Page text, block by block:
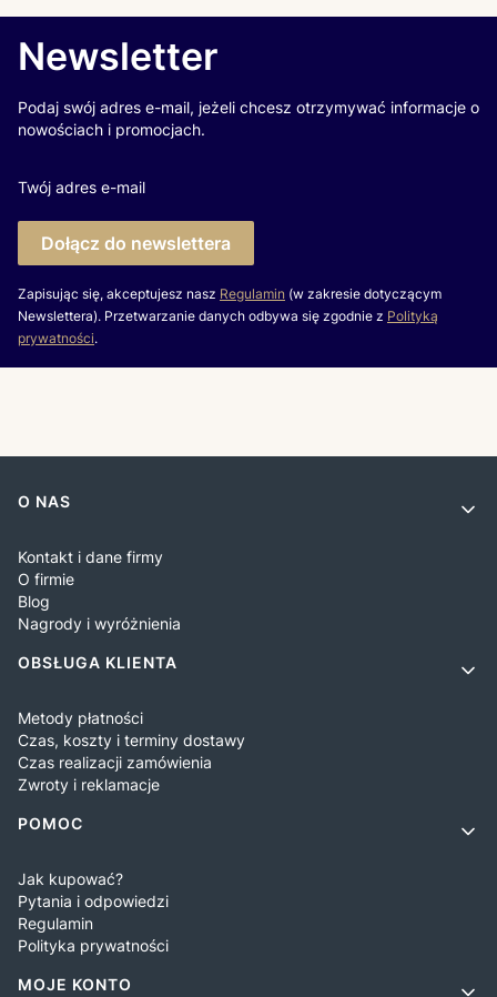
Newsletter
Podaj swój adres e-mail, jeżeli chcesz otrzymywać informacje o
nowościach i promocjach.
Twój adres e-mail
Dołącz do newslettera
Zapisując się, akceptujesz nasz Regulamin (w zakresie dotyczącym
Newslettera). Przetwarzanie danych odbywa się zgodnie z Polityką
prywatności.
Linki w stopce
O NAS
Kontakt i dane firmy
O firmie
Blog
Nagrody i wyróżnienia
OBSŁUGA KLIENTA
Metody płatności
Czas, koszty i terminy dostawy
Czas realizacji zamówienia
Zwroty i reklamacje
POMOC
Jak kupować?
Pytania i odpowiedzi
Regulamin
Polityka prywatności
MOJE KONTO